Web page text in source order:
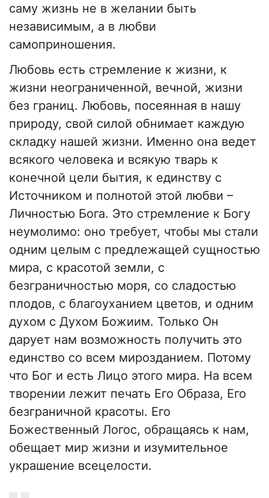
саму жизнь не в желании быть
независимым, а в любви
самоприношения.
Любовь есть стремление к жизни, к
жизни неограниченной, вечной, жизни
без границ. Любовь, посеянная в нашу
природу, свой силой обнимает каждую
складку нашей жизни. Именно она ведет
всякого человека и всякую тварь к
конечной цели бытия, к единству с
Источником и полнотой этой любви –
Личностью Бога. Это стремление к Богу
неумолимо: оно требует, чтобы мы стали
одним целым с предлежащей сущностью
мира, с красотой земли, с
безграничностью моря, со сладостью
плодов, с благоуханием цветов, и одним
духом с Духом Божиим. Только Он
дарует нам возможность получить это
единство со всем мирозданием. Потому
что Бог и есть Лицо этого мира. На всем
творении лежит печать Его Образа, Его
безграничной красоты. Его
Божественный Логос, обращаясь к нам,
обещает мир жизни и изумительное
украшение всецелости.